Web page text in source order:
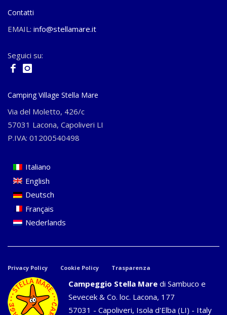
Contatti
EMAIL: info@stellamare.it
Seguici su:
Camping Village Stella Mare
Via del Moletto, 426/c
57031 Lacona, Capoliveri LI
P.IVA: 01200540498
Italiano
English
Deutsch
Français
Nederlands
Privacy Policy Cookie Policy Trasparenza
Campeggio Stella Mare di Sambuco e
Sevecek & Co. loc. Lacona, 177
57031 - Capoliveri, Isola d'Elba (LI) - Italy